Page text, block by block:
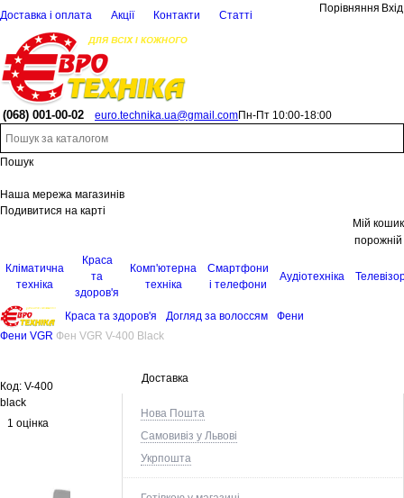
Доставка і оплата Акції Контакти Статті
Порівняння Вхід
(068) 001-00-02 euro.technika.ua@gmail.comПн-Пт 10:00-18:00
Пошук
Наша мережа магазинів
Подивитися на карті
Мій кошик
порожній
Кліматична
техніка
Краса
та
здоров'я
Комп'ютерна
техніка
Смартфони
і телефони
Аудіотехніка
Краса та здоров'я Догляд за волоссям
Фени
Фени VGR Фен VGR V-400 Black
Доставка
Нова Пошта
Самовивіз у Львові
Укрпошта
Код: V-400
black
1 оцінка